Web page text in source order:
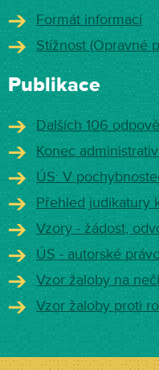
Formát informací
Stížnost (Opravné
Publikace
Dalších 106
Konec
ÚS: V
Přehled judikatury
Vzory - žádost,
ÚS - autorské
Vzor žaloby na
Vzor žaloby proti